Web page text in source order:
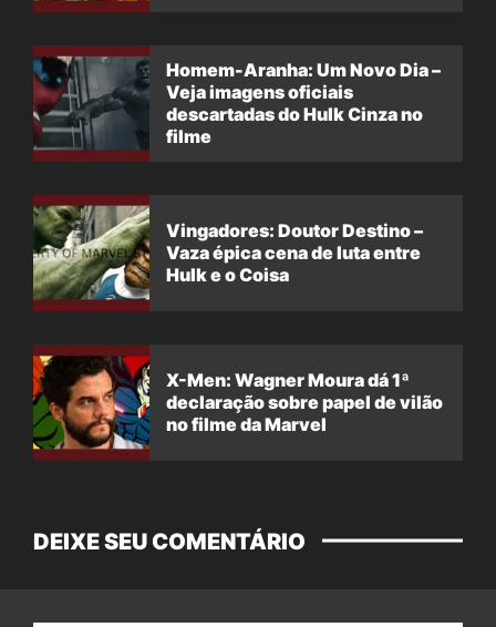
Homem-Aranha: Um Novo Dia –
Veja imagens oficiais
descartadas do Hulk Cinza no
filme
Vingadores: Doutor Destino –
Vaza épica cena de luta entre
Hulk e o Coisa
X-Men: Wagner Moura dá 1ª
declaração sobre papel de vilão
no filme da Marvel
DEIXE SEU COMENTÁRIO